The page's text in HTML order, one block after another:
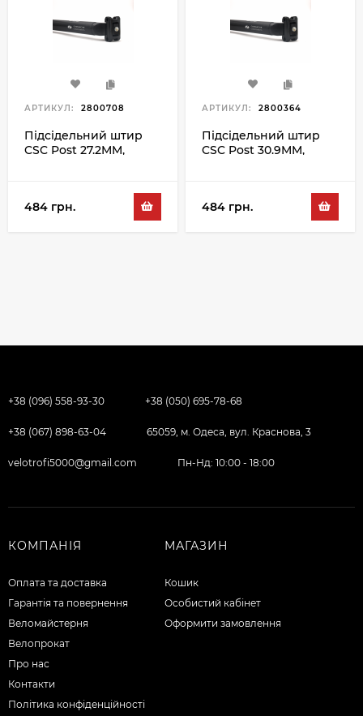
АРТИКУЛ: 2800708
Підсідельний штир
CSC Post 27.2MM,
484 грн.
АРТИКУЛ: 2800364
Підсідельний штир
CSC Post 30.9MM,
484 грн.
+38 (096) 558-93-30 +38 (050) 695-78-68
+38 (067) 898-63-04 65059, м. Одеса, вул. Краснова, 3
velotrofi5000@gmail.com Пн-Нд: 10:00 - 18:00
КОМПАНІЯ
Оплата та доставка
Гарантія та повернення
Веломайстерня
Велопрокат
Про нас
Контакти
Політика конфіденційності
МАГАЗИН
Кошик
Особистий кабінет
Оформити замовлення